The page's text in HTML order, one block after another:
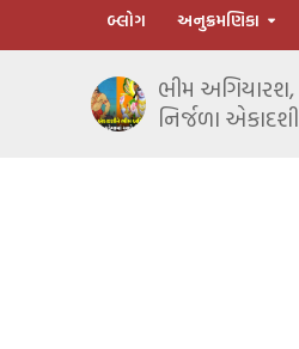
બ્લોગ અનુક્રમણિકા
ભીમ અગિયારશ,
નિર્જળા એકાદશી